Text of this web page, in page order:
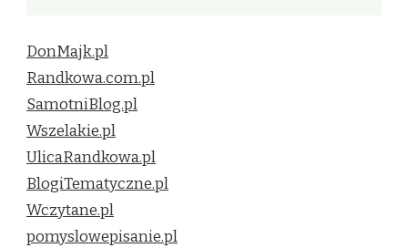
DonMajk.pl
Randkowa.com.pl
SamotniBlog.pl
Wszelakie.pl
UlicaRandkowa.pl
BlogiTematyczne.pl
Wczytane.pl
pomyslowepisanie.pl